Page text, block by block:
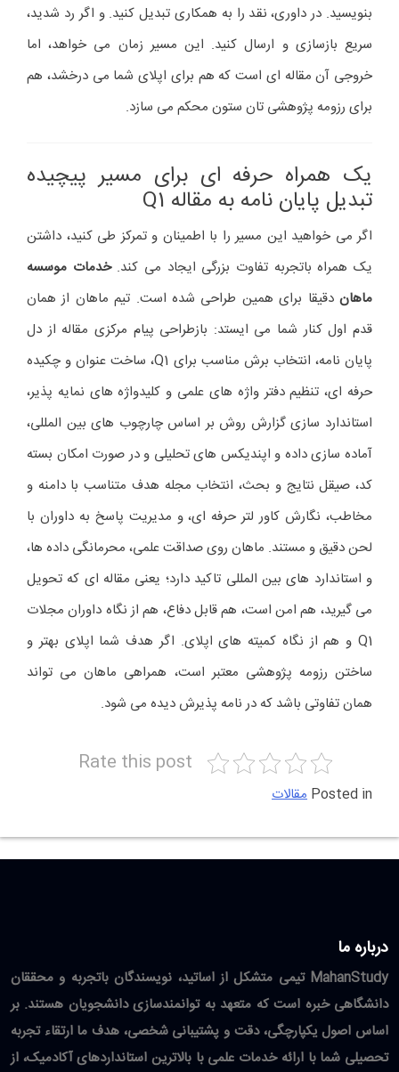
بنویسید. در داوری، نقد را به همکاری تبدیل کنید. و اگر رد شدید،
سریع بازسازی و ارسال کنید. این مسیر زمان می خواهد، اما
خروجی آن مقاله ای است که هم برای اپلای شما می درخشد، هم
برای رزومه پژوهشی تان ستون محکم می سازد.
یک همراه حرفه ای برای مسیر پیچیده
تبدیل پایان نامه به مقاله Q1
اگر می خواهید این مسیر را با اطمینان و تمرکز طی کنید، داشتن
یک همراه باتجربه تفاوت بزرگی ایجاد می کند.خدمات موسسه
ماهان دقیقا برای همین طراحی شده است. تیم ماهان از همان
قدم اول کنار شما می ایستد: بازطراحی پیام مرکزی مقاله از دل
پایان نامه، انتخاب برش مناسب برای Q1، ساخت عنوان و چکیده
حرفه ای، تنظیم دفتر واژه های علمی و کلیدواژه های نمایه پذیر،
استاندارد سازی گزارش روش بر اساس چارچوب های بین المللی،
آماده سازی داده و اپندیکس های تحلیلی و در صورت امکان بسته
کد، صیقل نتایج و بحث، انتخاب مجله هدف متناسب با دامنه و
مخاطب، نگارش کاور لتر حرفه ای، و مدیریت پاسخ به داوران با
لحن دقیق و مستند. ماهان روی صداقت علمی، محرمانگی داده ها،
و استاندارد های بین المللی تاکید دارد؛ یعنی مقاله ای که تحویل
می گیرید، هم امن است، هم قابل دفاع، هم از نگاه داوران مجلات
Q1 و هم از نگاه کمیته های اپلای. اگر هدف شما اپلای بهتر و
ساختن رزومه پژوهشی معتبر است، همراهی ماهان می تواند
همان تفاوتی باشد که در نامه پذیرش دیده می شود.
Rate this post
Posted in مقالات
درباره ما
MahanStudy تیمی متشکل از اساتید، نویسندگان باتجربه و محققان
دانشگاهی خبره است که متعهد به توانمندسازی دانشجویان هستند. بر
اساس اصول یکپارچگی، دقت و پشتیبانی شخصی، هدف ما ارتقاء تجربه
تحصیلی شما با ارائه خدمات علمی با بالاترین استانداردهای آکادمیک، از